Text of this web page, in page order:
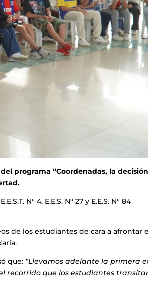
programa “Coordenadas, la
N° 4, E.E.S. N° 27 y E.E.S. N° 84
de los estudiantes de cara a afrontar
que: “Llevamos adelante la primera
recorrido que los estudiantes